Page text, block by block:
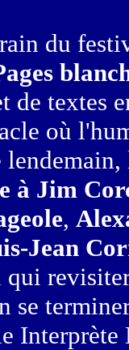
du
de textes
où
à Jim
,
Jean
qui
se